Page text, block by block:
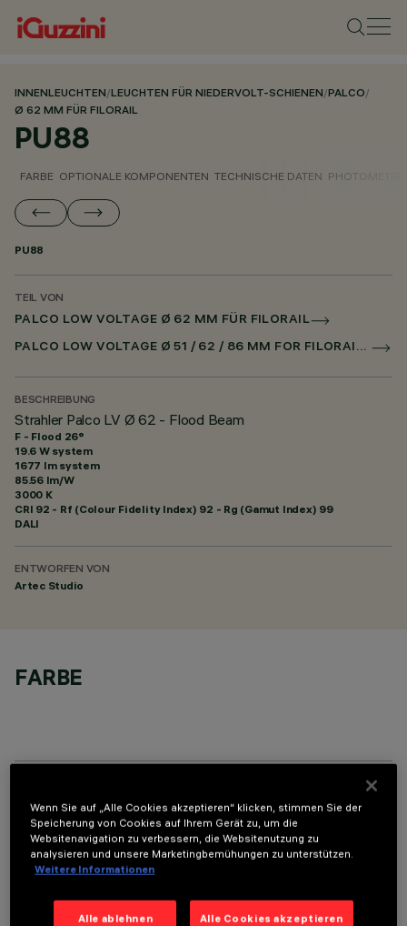
INNENLEUCHTEN/LEUCHTEN FÜR NIEDERVOLT-SCHIENEN/PALCO/
Ø 62 MM FÜR FILORAIL
PU88
FARBE OPTIONALE KOMPONENTEN TECHNISCHE DATEN
PU88
TEIL VON
PALCO LOW VOLTAGE Ø 62 MM FÜR FILORAIL
PALCO LOW VOLTAGE Ø 51 / 62 / 86 MM FOR FILORAIL DALI POWERLINE
BESCHREIBUNG
Strahler Palco LV Ø 62 - Flood Beam
F - Flood 26°
19.6 W system
1677 lm system
85.56 lm/W
3000 K
CRI 92 - Rf (Colour Fidelity Index) 92 - Rg (Gamut Index) 99
DALI
ENTWORFEN VON
Artec Studio
FARBE
OPTIONALE KOMPONENTEN
Wenn Sie auf „Alle Cookies akzeptieren“ klicken, stimmen Sie der
Speicherung von Cookies auf Ihrem Gerät zu, um die
Websitenavigation zu verbessern, die Websitenutzung zu
analysieren und unsere Marketingbemühungen zu unterstützen.
Weitere Informationen
Alle ablehnen Alle Cookies akzeptieren